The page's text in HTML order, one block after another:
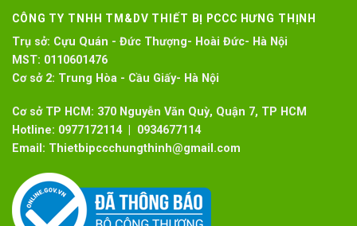
CÔNG TY TNHH TM&DV THIẾT BỊ PCCC HƯNG THỊNH
Trụ sở: Cựu Quán - Đức Thượng- Hoài Đức- Hà Nội
MST: 0110601476
Cơ sở 2: Trung Hòa - Cầu Giấy- Hà Nội
Cơ sở TP HCM: 370 Nguyễn Văn Quỳ, Quận 7, TP HCM
Hotline: 0977172114 | 0934677114
Email: Thietbipccchungthinh@gmail.com